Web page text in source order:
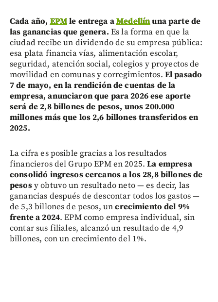
Cada año, EPMle entrega aMedellínuna parte de
las ganancias que genera. Es la forma en que la
ciudad recibe un dividendo de su empresa pública:
esa plata financia vías, alimentación escolar,
seguridad, atención social, colegios y proyectos de
movilidad en comunas y corregimientos. El pasado
7 de mayo, en la rendición de cuentas de la
empresa, anunciaron que para 2026 ese aporte
será de 2,8 billones de pesos, unos 200.000
millones más que los 2,6 billones transferidos en
2025.
La cifra es posible gracias a los resultados
financieros del Grupo EPM en 2025. La empresa
consolidó ingresos cercanos a los 28,8 billones de
pesosy obtuvo un resultado neto — es decir, las
ganancias después de descontar todos los gastos —
de 5,3 billones de pesos, uncrecimiento del 9%
frente a 2024. EPM como empresa individual, sin
contar sus filiales, alcanzó un resultado de 4,9
billones, con un crecimiento del 1%.